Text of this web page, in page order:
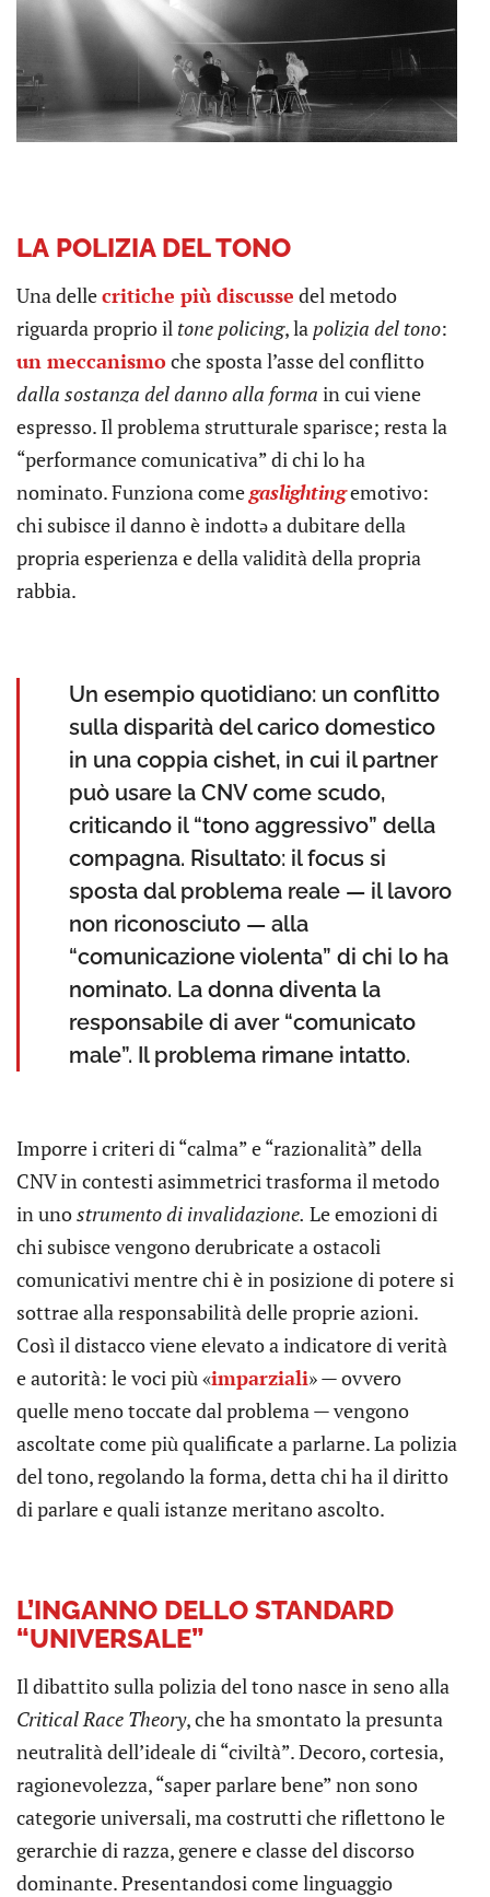
LA POLIZIA DEL TONO
Una dellecritiche più discusse del metodo
riguarda proprio il tone policing, la polizia del tono:
un meccanismoche sposta l’asse del conflitto
dalla sostanza del danno alla forma in cui viene
espresso. Il problema strutturale sparisce; resta la
“performance comunicativa” di chi lo ha
nominato. Funziona comegaslightingemotivo:
chi subisce il danno è indottə a dubitare della
propria esperienza e della validità della propria
rabbia.
Un esempio quotidiano: un conflitto
sulla disparità del carico domestico
in una coppia cishet, in cui il partner
può usare la CNV come scudo,
criticando il “tono aggressivo” della
compagna. Risultato: il focus si
sposta dal problema reale — il lavoro
non riconosciuto — alla
“comunicazione violenta” di chi lo ha
nominato. La donna diventa la
responsabile di aver “comunicato
male”. Il problema rimane intatto.
Imporre i criteri di “calma” e “razionalità” della
CNV in contesti asimmetrici trasforma il metodo
in unostrumento di invalidazione. Le emozioni di
chi subisce vengono derubricate a ostacoli
comunicativi mentre chi è in posizione di potere si
sottrae alla responsabilità delle proprie azioni.
Così il distacco viene elevato a indicatore di verità
e autorità: le voci più «imparziali» — ovvero
quelle meno toccate dal problema — vengono
ascoltate come più qualificate a parlarne. La polizia
del tono, regolando la forma, detta chi ha il diritto
di parlare e quali istanze meritano ascolto.
L’INGANNO DELLO STANDARD
“UNIVERSALE”
Il dibattito sulla polizia del tono nasce in seno alla
Critical Race Theory, che ha smontato la presunta
neutralità dell’ideale di “civiltà”. Decoro, cortesia,
ragionevolezza, “saper parlare bene” non sono
categorie universali, ma costrutti che riflettono le
gerarchie di razza, genere e classe del discorso
dominante. Presentandosi come linguaggio